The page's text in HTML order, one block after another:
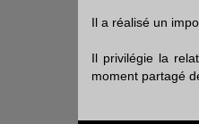
Il a réalisé un
Il privilégie la
moment partagé